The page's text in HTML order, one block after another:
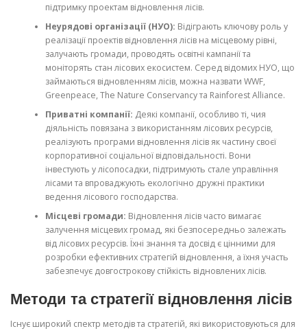
підтримку проектам відновлення лісів.
Неурядові організації (НУО): Відіграють ключову роль у
реалізації проектів відновлення лісів на місцевому рівні,
залучають громади, проводять освітні кампанії та
моніторять стан лісових екосистем. Серед відомих НУО, що
займаються відновленням лісів, можна назвати WWF,
Greenpeace, The Nature Conservancy та Rainforest Alliance.
Приватні компанії: Деякі компанії, особливо ті, чия
діяльність повязана з використанням лісових ресурсів,
реалізують програми відновлення лісів як частину своєї
корпоративної соціальної відповідальності. Вони
інвестують у лісопосадки, підтримують стале управління
лісами та впроваджують екологічно дружні практики
ведення лісового господарства.
Місцеві громади: Відновлення лісів часто вимагає
залучення місцевих громад, які безпосередньо залежать
від лісових ресурсів. Їхні знання та досвід є цінними для
розробки ефективних стратегій відновлення, а їхня участь
забезпечує довгострокову стійкість відновлених лісів.
Методи та стратегії відновлення лісів
Існує широкий спектр методів та стратегій, які використовуються для